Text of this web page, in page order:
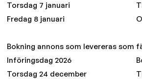
Torsdag 7 januari
Fredag 8 januari
Bokning annons som levereras som
Införingsdag 2026
Torsdag 24 december